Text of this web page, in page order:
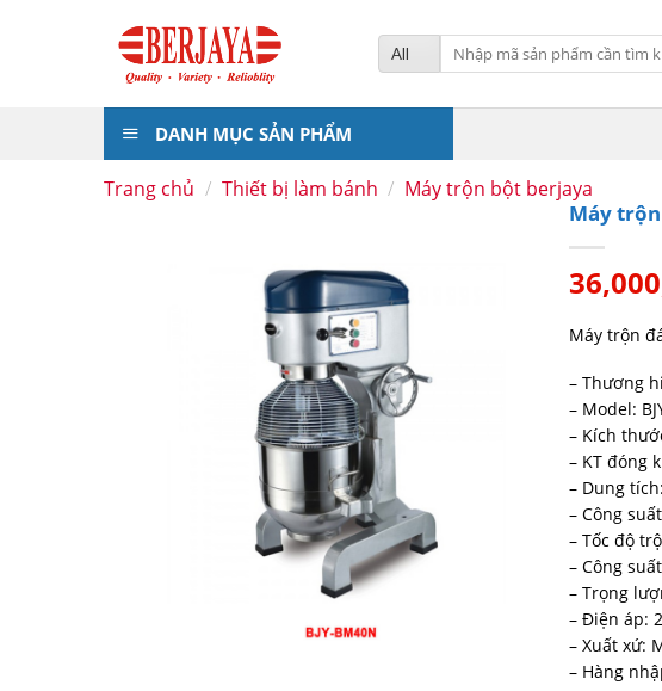
Tìm
kiếm:
DANH MỤC SẢN PHẨM
Trang chủ / Thiết bị làm bánh / Máy trộn bột berjaya
Máy trộn
Máy trộn
– Thương
– Model:
– Kích
– KT đóng
– Dung
– Công
– Tốc độ
– Công
– Trọng
– Điện áp:
– Xuất xứ:
– Hàng